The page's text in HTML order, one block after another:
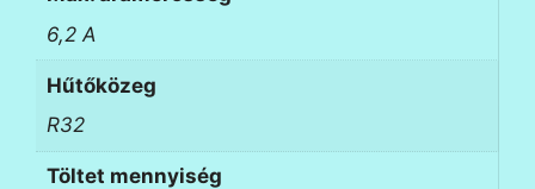
6,2 A
Hűtőközeg
R32
Töltet mennyiség